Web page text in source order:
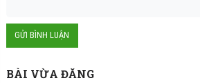
GỬI BÌNH LUẬN
BÀI VỪA ĐĂNG